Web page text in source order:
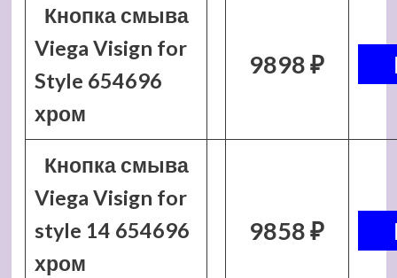
Кнопка смыва
Viega Visign for
Style 654696
хром
9898 ₽
Кнопка смыва
Viega Visign for
style 14 654696
хром
9858 ₽